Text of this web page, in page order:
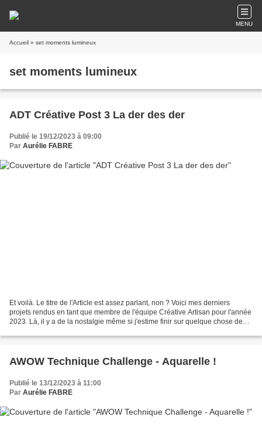
MENU
Accueil » set moments lumineux
set moments lumineux
ADT Créative Post 3 La der des der
Publié le 19/12/2023 à 09:00
Par Aurélie FABRE
Et voilà. Le titre de l'Article est assez parlant, non ? Voici mes derniers
projets rendus en tant que membre de l'équipe Créative Artisan pour l'année
2023. Là, il y a de la nostalgie même si j'estime finir sur quelque chose de
AWOW Technique Challenge - Aquarelle !
Publié le 13/12/2023 à 11:00
Par Aurélie FABRE